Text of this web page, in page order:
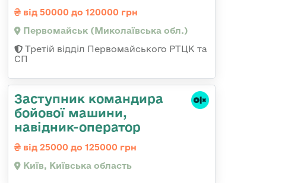
від 50000 до 120000 грн
Первомайськ (Миколаївська обл.)
Третій відділ Первомайського РТЦК та
СП
Заступник командиpа
бойової машини,
навідник-оператор
від 25000 до 125000 грн
Київ, Київська область